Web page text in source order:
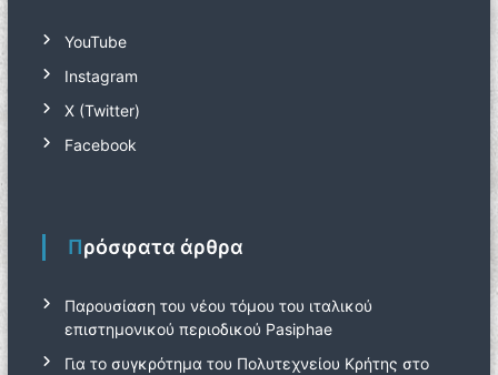
YouTube
Instagram
Χ (Twitter)
Facebook
Πρόσφατα άρθρα
Παρουσίαση του νέου τόμου του ιταλικού
επιστημονικού περιοδικού Pasiphae
Για το συγκρότημα του Πολυτεχνείου Κρήτης στο